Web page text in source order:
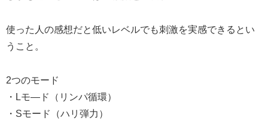
使った人の感想だと低いレベルでも刺激を実感できるとい
うこと。
2つのモード
・Lモ―ド（リンパ循環）
・Sモード（ハリ弾力）